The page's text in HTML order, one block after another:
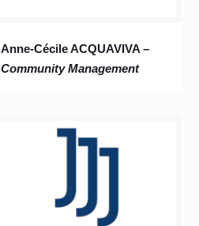
Anne-Cécile ACQUAVIVA –
Community Management